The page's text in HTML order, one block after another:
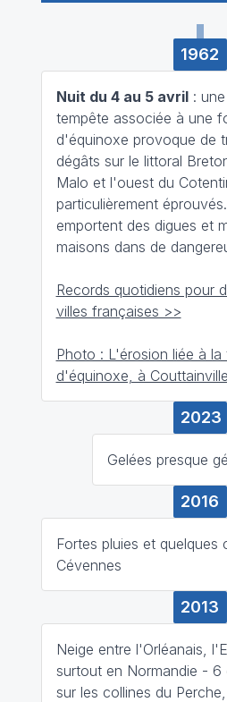
1962
Nuit du 4 au 5 avril: une
tempête associée à une
d'équinoxe provoque de
dégâts sur le littoral
Malo et l'ouest du
particulièrement
emportent des digues et
maisons dans de
Records quotidiens pour
villes françaises >>
Photo : L'érosion liée à la
d'équinoxe, à
2023
Gelées presque
2016
Fortes pluies et quelques
Cévennes
2013
Neige entre l'Orléanais,
surtout en Normandie - 6
sur les collines du